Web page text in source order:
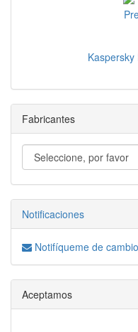
Fabricantes
Notificaciones
Notifíqueme de
Aceptamos